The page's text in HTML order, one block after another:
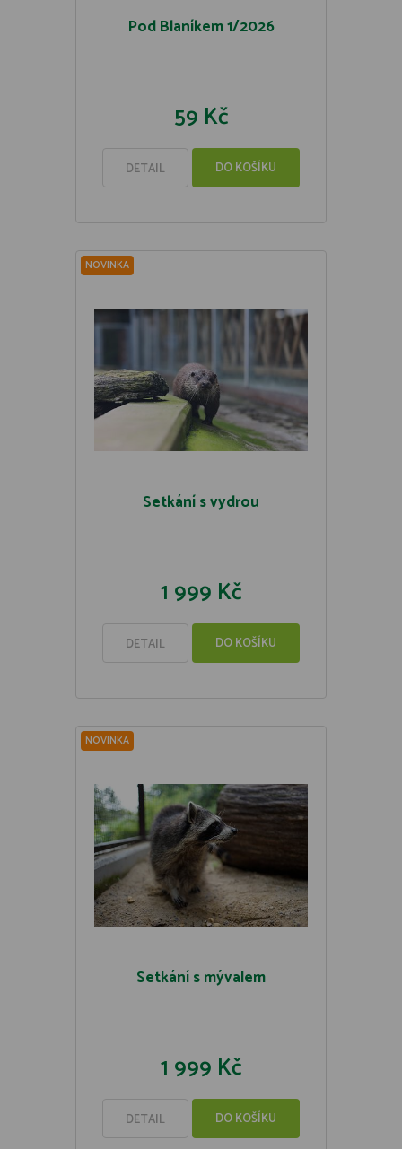
Pod Blaníkem 1/2026
59 Kč
DETAIL DO KOŠÍKU
NOVINKA
Setkání s vydrou
1 999 Kč
DETAIL DO KOŠÍKU
NOVINKA
Setkání s mývalem
1 999 Kč
DETAIL DO KOŠÍKU